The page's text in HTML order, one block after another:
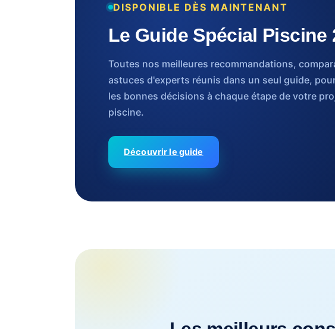
DISPONIBLE DÈS MAINTENANT
Le Guide Spécial Piscine
Toutes nos meilleures recommandations,
astuces d'experts réunis dans un seul guide,
les bonnes décisions à chaque étape de votre
piscine.
Découvrir le guide